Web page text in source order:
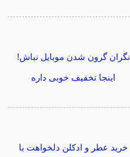
نگران گرون شدن موبایل نباش!
اینجا تخفیف خوبی داره
خرید عطر و ادکلن دلخواهت با